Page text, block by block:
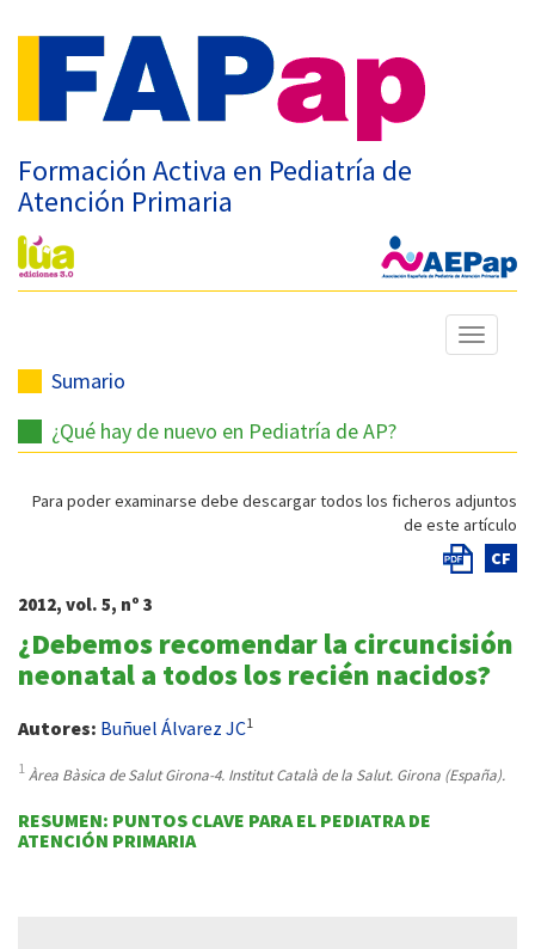
Formación Activa en Pediatría de
Atención Primaria
Mostrar
menú
Sumario
¿Qué hay de nuevo en Pediatría de AP?
Para poder examinarse debe descargar todos los ficheros adjuntos
de este artículo
CF
2012, vol. 5, nº 3
¿Debemos recomendar la circuncisión
neonatal a todos los recién nacidos?
Autores: Buñuel Álvarez JC1
1 Àrea Bàsica de Salut Girona-4. Institut Català de la Salut. Girona (España).
RESUMEN: PUNTOS CLAVE PARA EL PEDIATRA DE
ATENCIÓN PRIMARIA